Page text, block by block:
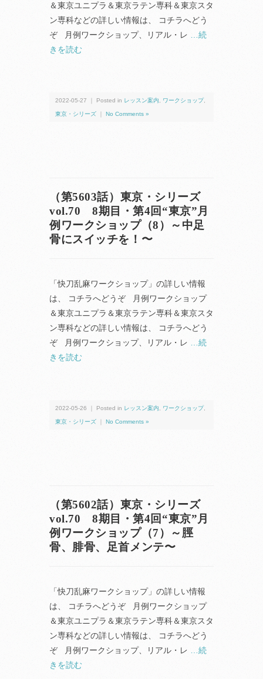
＆東京ユニプラ＆東京ラテン専科＆東京スタ
ン専科などの詳しい情報は、 コチラへどう
ぞ 月例ワークショップ、リアル・レ
…続
きを読む
2022-05-27 ｜ Posted in レッスン案内 ワークショップ,
東京・シリーズ No Comments »
（第5603話）東京・シリーズ
vol.70 8期目・第4回“東京”月
例ワークショップ（8）～中足
骨にスイッチを！〜
「快刀乱麻ワークショップ」の詳しい情報
は、 コチラへどうぞ 月例ワークショップ
＆東京ユニプラ＆東京ラテン専科＆東京スタ
ン専科などの詳しい情報は、 コチラへどう
ぞ 月例ワークショップ、リアル・レ …続
きを読む
2022-05-26 ｜ Posted in レッスン案内 ワークショップ,
東京・シリーズ No Comments »
（第5602話）東京・シリーズ
vol.70 8期目・第4回“東京”月
例ワークショップ（7）～脛
骨、腓骨、足首メンテ〜
「快刀乱麻ワークショップ」の詳しい情報
は、 コチラへどうぞ 月例ワークショップ
＆東京ユニプラ＆東京ラテン専科＆東京スタ
ン専科などの詳しい情報は、 コチラへどう
ぞ 月例ワークショップ、リアル・レ
…続
きを読む